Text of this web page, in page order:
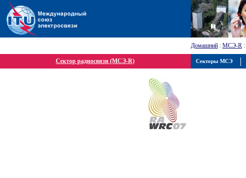
Домашний : МСЭ-R :
Сектор радиосвязи (МСЭ-R) Секторы МСЭ